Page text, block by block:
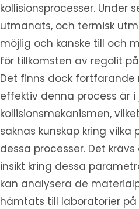
kollisionsprocesser. Under
utmanats, och termisk
möjlig och kanske till och
för tillkomsten av regolit
Det finns dock
effektiv denna process är
kollisionsmekanismen,
saknas kunskap kring
dessa processer. Det
insikt kring dessa
kan analysera de
hämtats till laboratorier